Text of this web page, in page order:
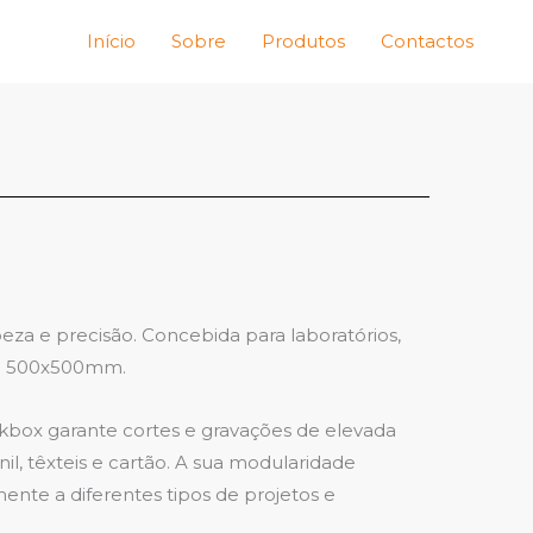
Início Sobre Produtos Contactos
e precisão. Concebida para laboratórios,
500x500mm.
garante cortes e gravações de elevada
têxteis e cartão. A sua modularidade
a diferentes tipos de projetos e